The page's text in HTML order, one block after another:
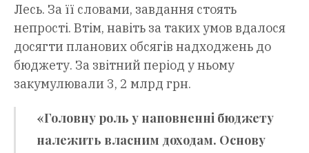
Лесь. За її словами, завдання стоять
непрості. Втім, навіть за таких умов вдалося
досягти планових обсягів надходжень до
бюджету. За звітний період у ньому
закумулювали 3, 2 млрд грн.
«Головну роль у наповненні бюджету
належить власним доходам. Основу